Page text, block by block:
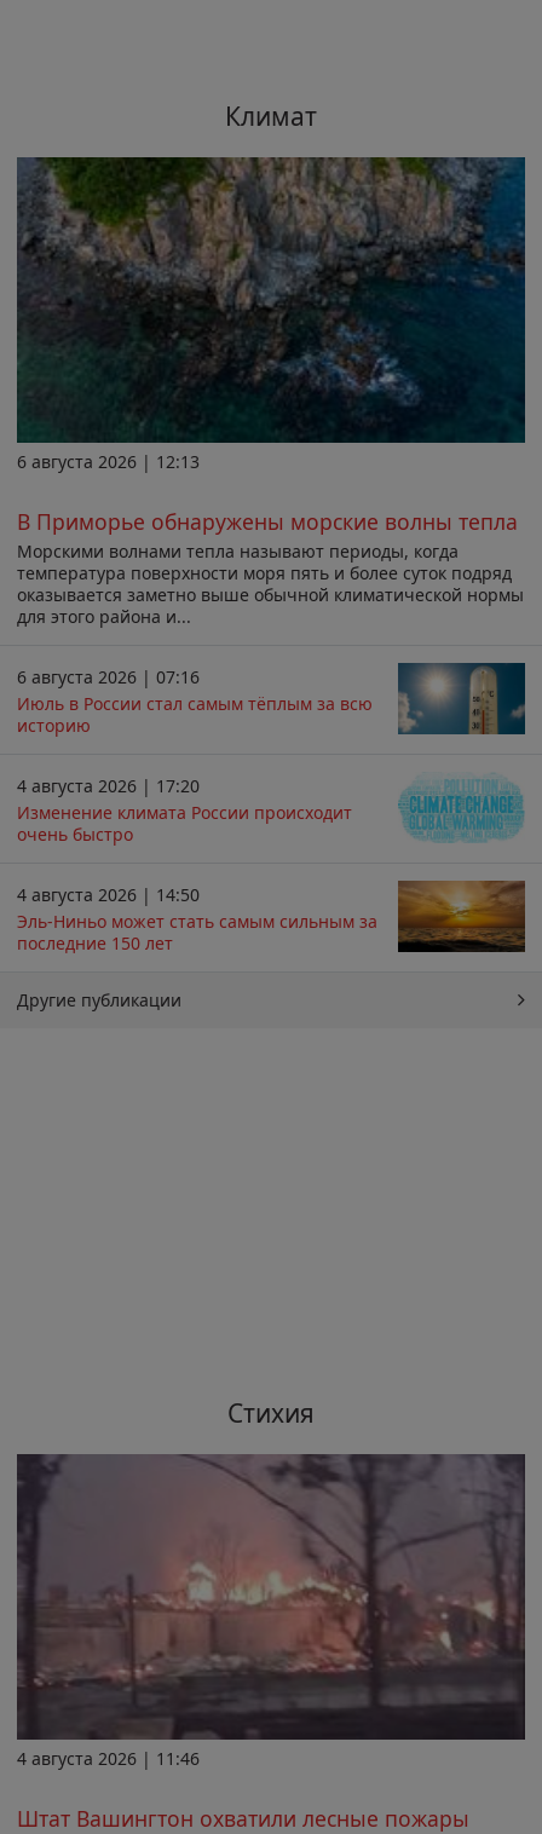
Климат
6 августа 2026 | 12:13
В Приморье обнаружены морские волны тепла
Морскими волнами тепла называют периоды, когда
температура поверхности моря пять и более суток подряд
оказывается заметно выше обычной климатической нормы
для этого района и...
6 августа 2026 | 07:16
Июль в России стал самым тёплым за всю
историю
4 августа 2026 | 17:20
Изменение климата России происходит
очень быстро
4 августа 2026 | 14:50
Эль-Ниньо может стать самым сильным за
последние 150 лет
Другие публикации
Стихия
4 августа 2026 | 11:46
Штат Вашингтон охватили лесные пожары